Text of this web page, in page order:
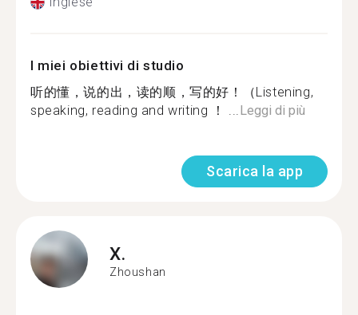
I miei obiettivi di studio
听的懂，说的出，读的顺，写的好！（Listening,
speaking, reading and writing ！ ...Leggi di più
Scarica la app
X.
Zhoushan